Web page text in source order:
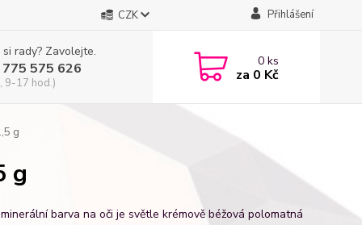
CZK Přihlášení
rady? Zavolejte.
575 626
9-17 hod.)
0ks
za 0 Kč
g
g
barva na oči je světle krémově béžová polomatná